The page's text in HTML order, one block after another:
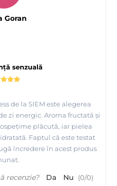
senzuală
de la SIEM este alegerea
zi energic. Aroma fructată și
plăcută, iar pielea
Faptul că este testat
încredere în acest produs
Goran
recenzie? Da Nu (0/0)